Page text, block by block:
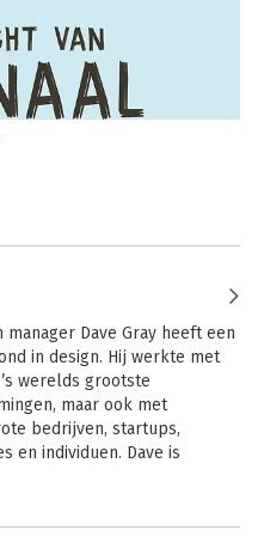
manager Dave Gray heeft een
in design. Hij werkte met
werelds grootste
maar ook met
bedrijven, startups,
en individuen. Dave is
van Boardthing, een
Dave Gray